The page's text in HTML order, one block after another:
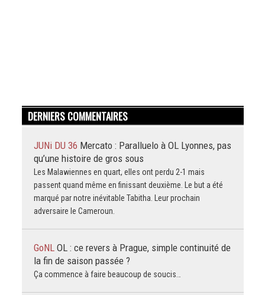
DERNIERS COMMENTAIRES
JUNi DU 36 Mercato : Paralluelo à OL Lyonnes, pas
qu’une histoire de gros sous
Les Malawiennes en quart, elles ont perdu 2-1 mais
passent quand même en finissant deuxième. Le but a été
marqué par notre inévitable Tabitha. Leur prochain
adversaire le Cameroun.
GoNL OL : ce revers à Prague, simple continuité de
la fin de saison passée ?
Ça commence à faire beaucoup de soucis…